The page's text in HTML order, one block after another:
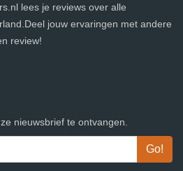
lees je reviews over alle
jouw ervaringen met andere
review!
nieuwsbrief te ontvangen.